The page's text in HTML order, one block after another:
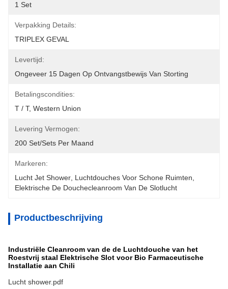
1 Set
Verpakking Details:
TRIPLEX GEVAL
Levertijd:
Ongeveer 15 Dagen Op Ontvangstbewijs Van Storting
Betalingscondities:
T / T, Western Union
Levering Vermogen:
200 Set/Sets Per Maand
Markeren:
Lucht Jet Shower Luchtdouches Voor Schone Ruimten
Elektrische De Douchecleanroom Van De Slotlucht
Productbeschrijving
Industriële Cleanroom van de de Luchtdouche van het
Roestvrij staal Elektrische Slot voor Bio Farmaceutische
Installatie aan Chili
Lucht shower.pdf